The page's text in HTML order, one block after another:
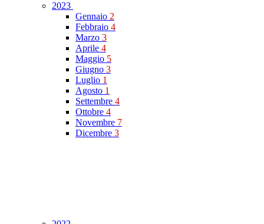
2023
Gennaio 2
Febbraio 4
Marzo 3
Aprile 4
Maggio 5
Giugno 3
Luglio 1
Agosto 1
Settembre 4
Ottobre 4
Novembre 7
Dicembre 3